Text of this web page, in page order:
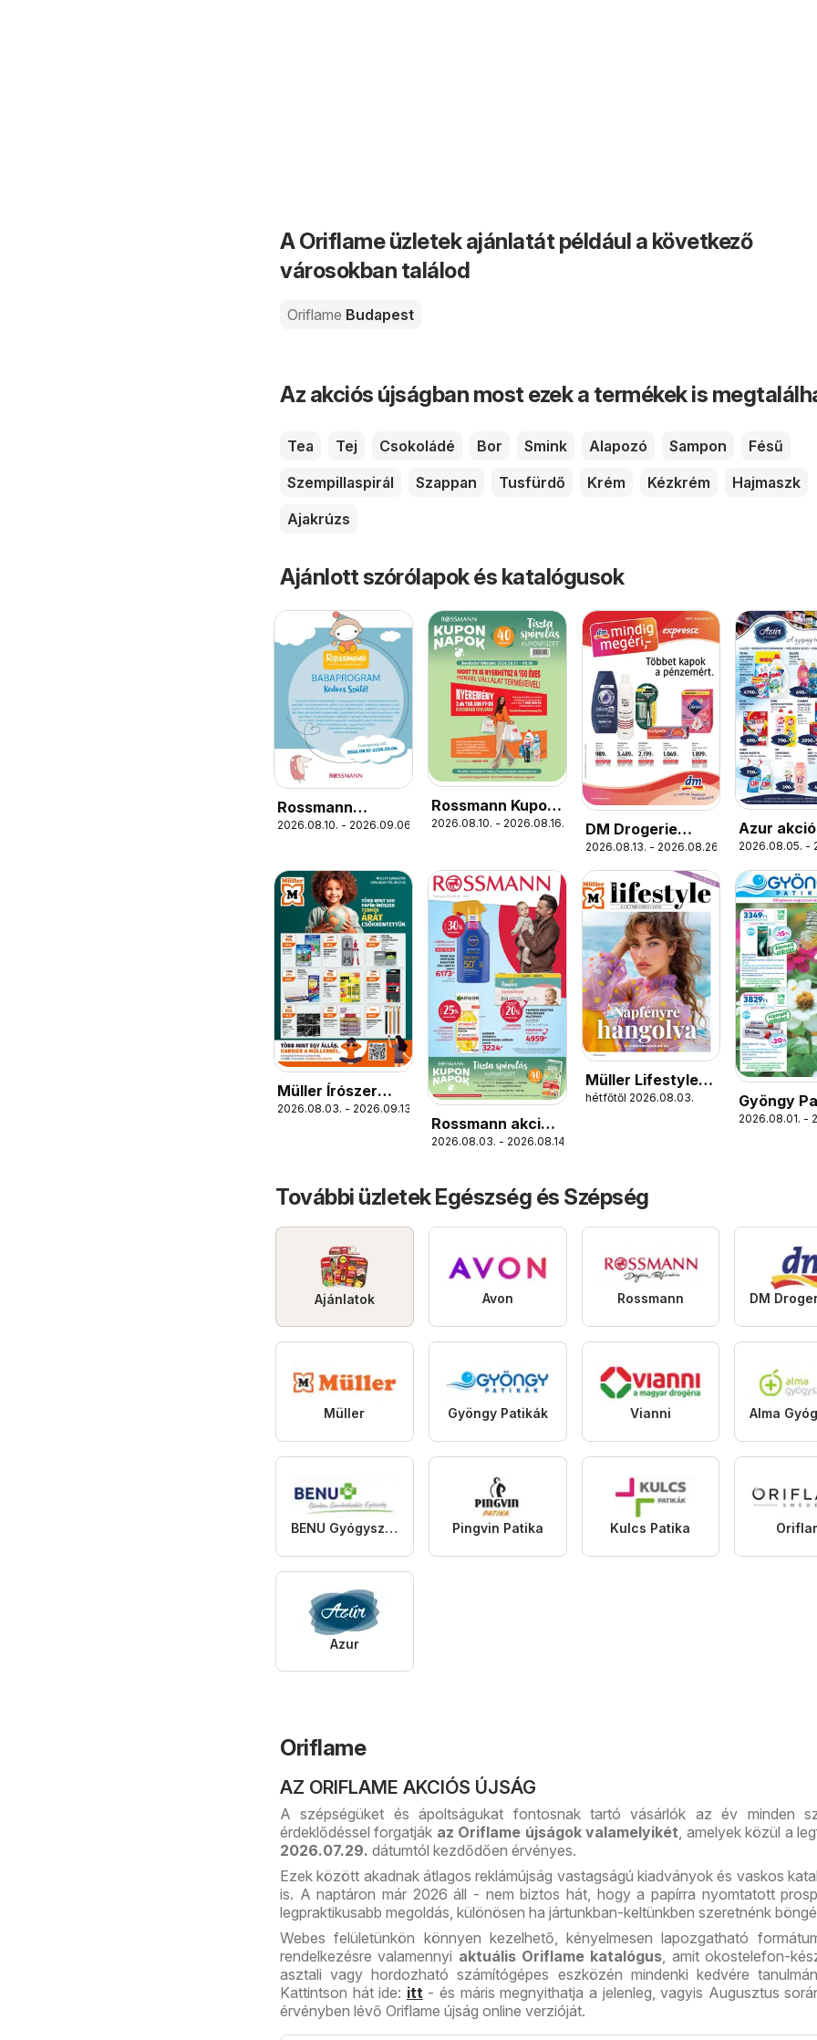
A Oriflame üzletek ajánlatát például a következő
városokban találod
Oriflame Budapest
Az akciós újságban most ezek a termékek is
Tea Tej Csokoládé Bor Smink Alapozó Sampon
Fésű
Szempillaspirál
Szappan Tusfürdő Krém Kézkrém
Hajmaszk
Ajakrúzs
Ajánlott szórólapok és katalógusok
Rossmann
Babaprogram
2026.08.10. - 2026.09.06.
Rossmann Kupon
Napok
2026.08.10. - 2026.08.16.
DM Drogerie
Markt akciós
újság
2026.08.13. - 2026.08.26.
Azur
2026.08.05. -
Müller Írószer
ajánlatok
2026.08.03. - 2026.09.13.
Rossmann akciós
újság
2026.08.03. - 2026.08.14.
Müller Lifestyle
magazin
hétfőtől 2026.08.03.
Gyöngy
akciós
2026.08.01. -
További üzletek Egészség és Szépség
Ajánlatok Avon Rossmann
Müller Gyöngy Patikák Vianni
BENU Gyógyszertárak Pingvin Patika Kulcs Patika
Azur
Oriflame
AZ ORIFLAME AKCIÓS ÚJSÁG
A szépségüket és ápoltságukat fontosnak tartó vásárlók az év minden
érdeklődéssel forgatják az Oriflame újságok valamelyikét, amelyek közül a
2026.07.29. dátumtól kezdődően érvényes.
Ezek között akadnak átlagos reklámújság vastagságú kiadványok és vaskos
is. A naptáron már 2026 áll - nem biztos hát, hogy a papírra nyomtatott
legpraktikusabb megoldás, különösen ha jártunkban-keltünkben szeretnénk
Webes felületünkön könnyen kezelhető, kényelmesen lapozgatható
rendelkezésre valamennyi aktuális Oriflame katalógus, amit okostelefon-
asztali vagy hordozható számítógépes eszközén mindenki kedvére
Kattintson hát ide: itt- és máris megnyithatja a jelenleg, vagyis Augusztus
érvényben lévő Oriflame újság online verzióját.